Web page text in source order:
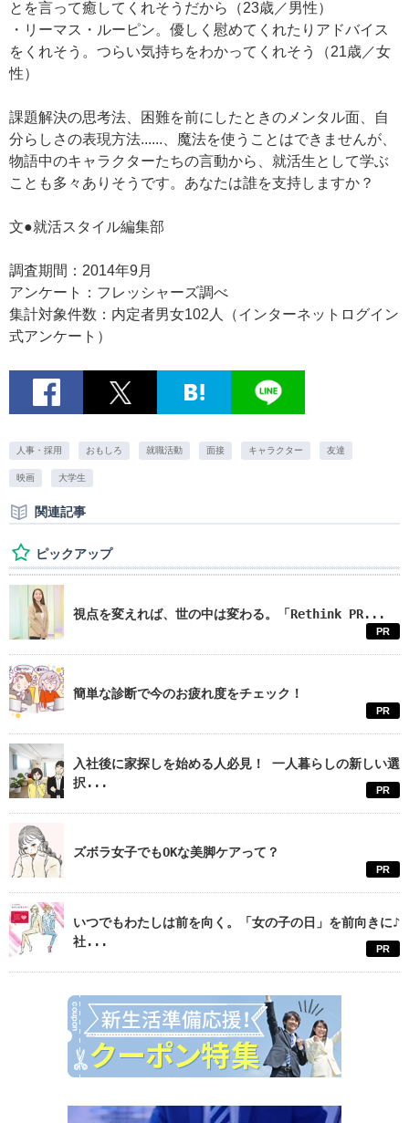
とを言って癒してくれそうだから（23歳／男性）
・リーマス・ルーピン。優しく慰めてくれたりアドバイス
をくれそう。つらい気持ちをわかってくれそう（21歳／女
性）
課題解決の思考法、困難を前にしたときのメンタル面、自
分らしさの表現方法......、魔法を使うことはできませんが、
物語中のキャラクターたちの言動から、就活生として学ぶ
ことも多々ありそうです。あなたは誰を支持しますか？
文●就活スタイル編集部
調査期間：2014年9月
アンケート：フレッシャーズ調べ
集計対象件数：内定者男女102人（インターネットログイン
式アンケート）
人事・採用 おもしろ 就職活動 面接 キャラクター 友達
映画 大学生
関連記事
ピックアップ
視点を変えれば、世の中は変わる。「Rethink PR...
PR
簡単な診断で今のお疲れ度をチェック！
PR
入社後に家探しを始める人必見！ 一人暮らしの新しい選
択...
PR
ズボラ女子でもOKな美脚ケアって？
PR
いつでもわたしは前を向く。「女の子の日」を前向きに♪
社...
PR